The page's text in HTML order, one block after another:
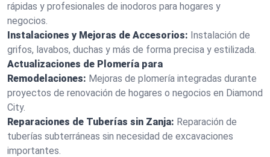
rápidas y profesionales de inodoros para hogares y
negocios.
Instalaciones y Mejoras de Accesorios: Instalación de
grifos, lavabos, duchas y más de forma precisa y estilizada.
Actualizaciones de Plomería para
Remodelaciones: Mejoras de plomería integradas durante
proyectos de renovación de hogares o negocios en Diamond
City.
Reparaciones de Tuberías sin Zanja: Reparación de
tuberías subterráneas sin necesidad de excavaciones
importantes.